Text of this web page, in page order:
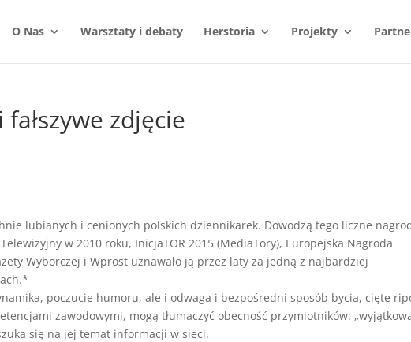
O Nas Warsztaty i debaty Herstoria Projekty
zdjęcie
lubianych i cenionych polskich dziennikarek. Dowodzą tego liczne
w 2010 roku, InicjaTOR 2015 (MediaTory), Europejska Nagroda
Wyborczej i Wprost uznawało ją przez laty za jedną z najbardziej
poczucie humoru, ale i odwaga i bezpośredni sposób bycia, cięte
zawodowymi, mogą tłumaczyć obecność przymiotników:
się na jej temat informacji w sieci.